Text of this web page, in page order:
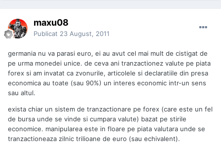
maxu08
Publicat 23 August, 2011
germania nu va parasi euro, ei au avut cel mai mult de cistigat de
pe urma monedei unice. de ceva ani tranzactionez valute pe piata
forex si am invatat ca zvonurile, articolele si declaratiile din presa
economica au toate (sau 90%) un interes economic intr-un sens
sau altul.
exista chiar un sistem de tranzactionare pe forex (care este un fel
de bursa unde se vinde si cumpara valute) bazat pe stirile
economice. manipularea este in floare pe piata valutara unde se
tranzactioneaza zilnic trilioane de euro (sau echivalent).